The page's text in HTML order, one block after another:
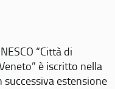
“Città di
è iscritto nella
estensione